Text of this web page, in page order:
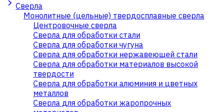
Сверла
Монолитные (цельные) твердосплавные сверла
Центровочные сверла
Сверла для обработки стали
Сверла для обработки чугуна
Сверла для обработки нержавеющей стали
Сверла для обработки материалов высокой
твердости
Сверла для обработки алюминия и цветных
металлов
Сверла для обработки жаропрочных